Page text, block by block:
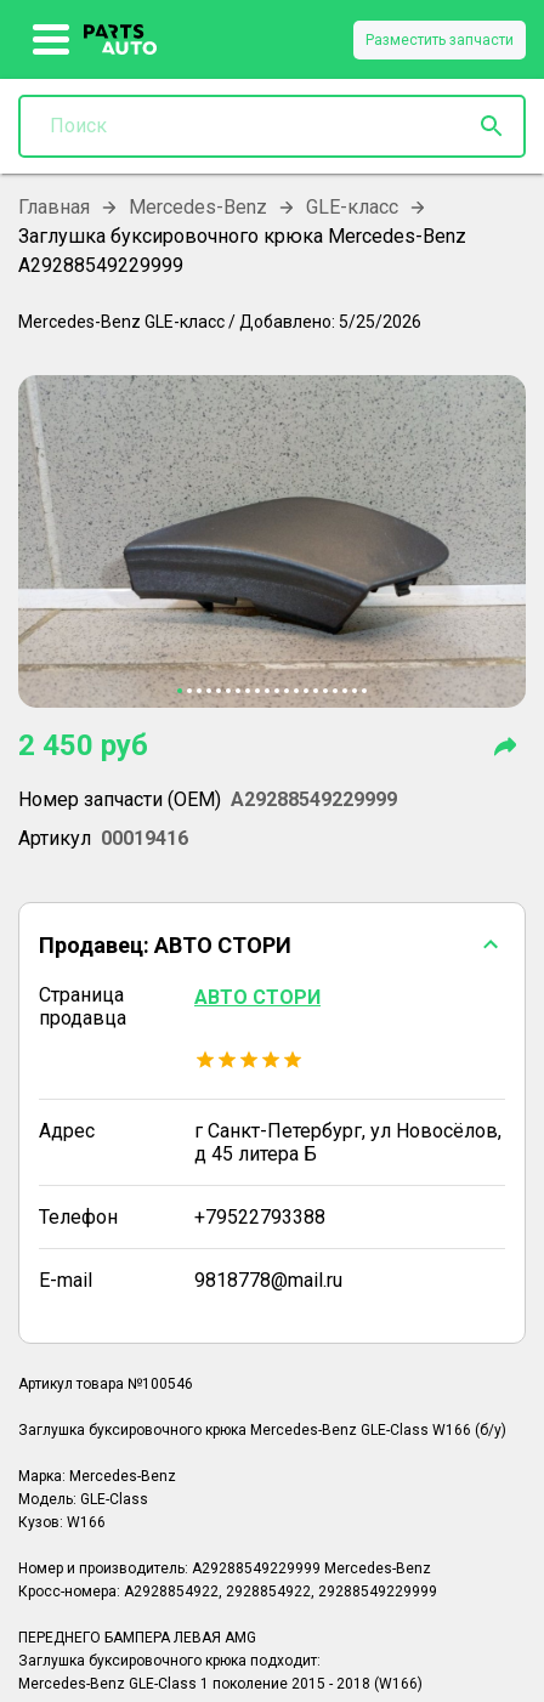
Разместить запчасти
Главная Mercedes-Benz
GLE-класс
Заглушка буксировочного крюка Mercedes-Benz
A29288549229999
Mercedes-Benz GLE-класс/ Добавлено: 5/25/2026
2 450 руб
Номер запчасти (OEM) A29288549229999
Артикул 00019416
Продавец: АВТО СТОРИ
Страница
продавца
АВТО СТОРИ
Адрес
г Санкт-Петербург, ул Новосёлов,
д 45 литера Б
Телефон +79522793388
E-mail 9818778@mail.ru
Артикул товара №100546
Заглушка буксировочного крюка Mercedes-Benz GLE-Class W166 (б/у)
Марка: Mercedes-Benz
Модель: GLE-Class
Кузов: W166
Номер и производитель: A29288549229999 Mercedes-Benz
Кросс-номера: A2928854922, 2928854922, 29288549229999
ПЕРЕДНЕГО БАМПЕРА ЛЕВАЯ AMG
Заглушка буксировочного крюка подходит:
Mercedes-Benz GLE-Class 1 поколение 2015 - 2018 (W166)